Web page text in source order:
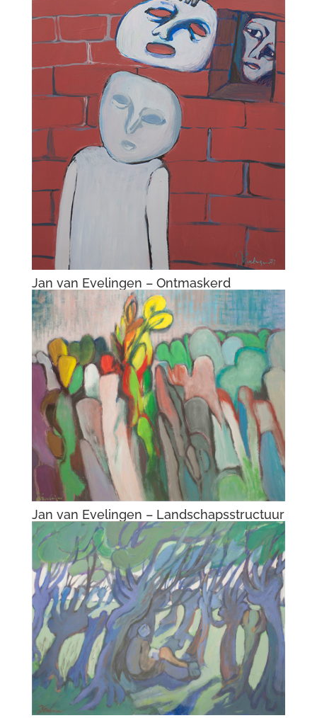
Jan van Evelingen – Ontmaskerd
Jan van Evelingen – Landschapsstructuur